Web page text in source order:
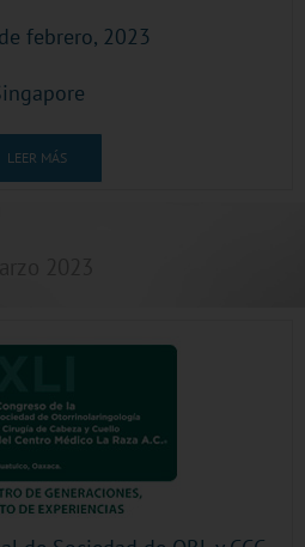
febrero, 2023
LEER MÁS